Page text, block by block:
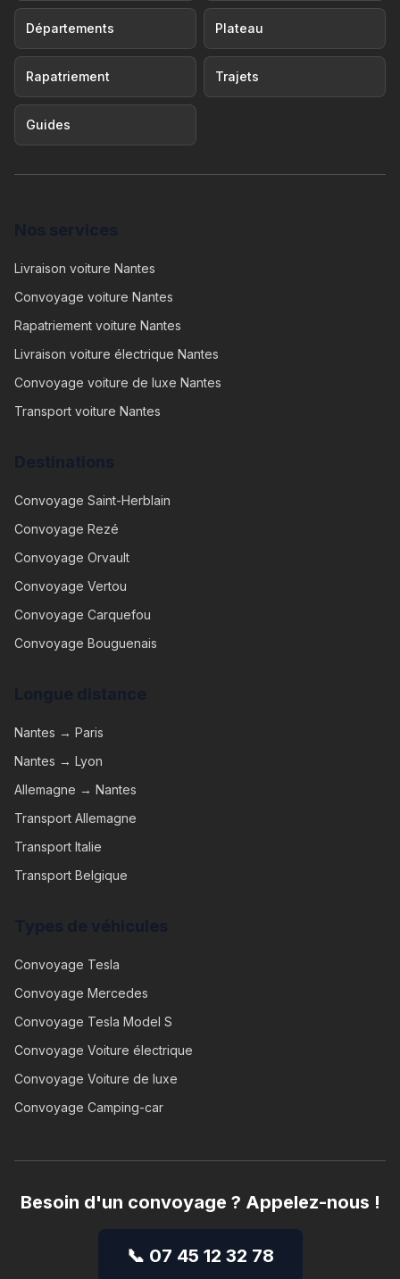
Départements Plateau
Rapatriement Trajets
Guides
Livraison voiture Nantes
Convoyage voiture Nantes
Rapatriement voiture Nantes
Livraison voiture électrique Nantes
Convoyage voiture de luxe Nantes
Transport voiture Nantes
Convoyage Saint-Herblain
Convoyage Rezé
Convoyage Orvault
Convoyage Vertou
Convoyage Carquefou
Convoyage Bouguenais
Nantes → Paris
Nantes → Lyon
Allemagne → Nantes
Transport Allemagne
Transport Italie
Transport Belgique
Convoyage Tesla
Convoyage Mercedes
Convoyage Tesla Model S
Convoyage Voiture électrique
Convoyage Voiture de luxe
Convoyage Camping-car
Besoin d'un convoyage ? Appelez-nous !
📞 07 45 12 32 78